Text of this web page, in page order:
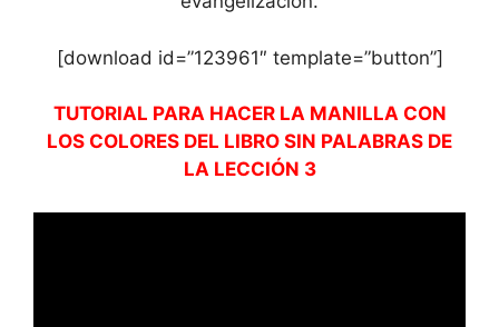
[download id=”123961″ template=”button”]
TUTORIAL PARA HACER LA MANILLA CON
LOS COLORES DEL LIBRO SIN PALABRAS DE
LA LECCIÓN 3